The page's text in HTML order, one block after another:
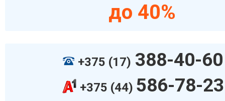
до 40%
+375 (17) 388-40-60
+375 (44) 586-78-23